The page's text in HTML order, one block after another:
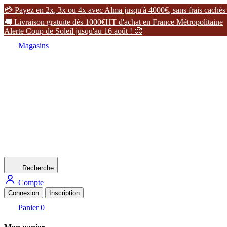
 Payez en 2x, 3x ou 4x avec Alma jusqu'à 4000€, sans frais cachés
 Livraison gratuite dès 1000€HT d'achat en France Métropolitaine
Alerte Coup de Soleil jusqu'au 16 août ! 
Magasins
Recherche
Compte
Connexion Inscription
Panier 0